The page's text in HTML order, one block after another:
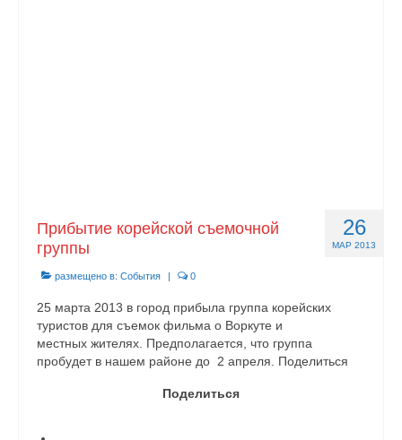
26
МАР 2013
Прибытие корейской съемочной
группы
размещено в: События | 0
25 марта 2013 в город прибыла группа корейских
туристов для съемок фильма о Воркуте и
местных жителях. Предполагается, что группа
пробудет в нашем районе до 2 апреля. Поделиться
Поделиться